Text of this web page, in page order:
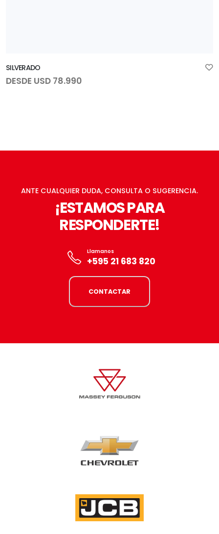
SILVERADO
DESDE USD 78.990
ANTE CUALQUIER DUDA, CONSULTA O SUGERENCIA.
¡ESTAMOS PARA
RESPONDERTE!
Llamanos
+595 21 683 820
CONTACTAR